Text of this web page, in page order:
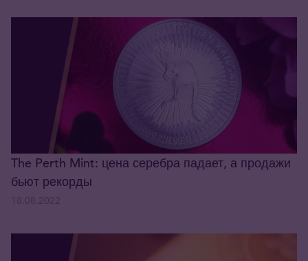
The Perth Mint: цена серебра падает, а продажи
бьют рекорды